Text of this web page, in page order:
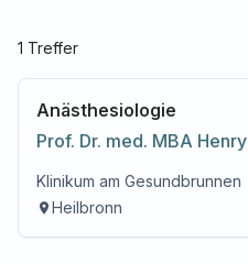
1 Treffer
Anästhesiologie
Prof. Dr. med. MBA Henry
Klinikum am Gesundbrunnen
Heilbronn